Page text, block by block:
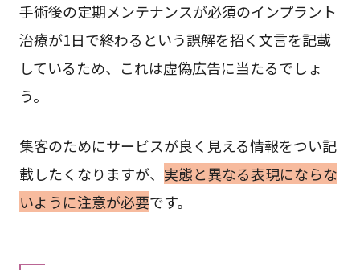
手術後の定期メンテナンスが必須のインプラント
治療が1日で終わるという誤解を招く文言を記載
しているため、これは虚偽広告に当たるでしょ
う。
集客のためにサービスが良く見える情報をつい記
載したくなりますが、 実態と異なる表現にならな
いように注意が必要です。